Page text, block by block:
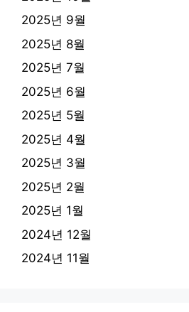
2025년 9월
2025년 8월
2025년 7월
2025년 6월
2025년 5월
2025년 4월
2025년 3월
2025년 2월
2025년 1월
2024년 12월
2024년 11월